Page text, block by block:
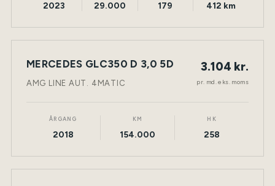
2023 29.000 179 412 km
LEASING NY BIL DIESEL TØNDER
MERCEDES GLC350 D 3,0 5D
AMG LINE AUT. 4MATIC
3.104 kr.
pr. md. eks. moms
ÅRGANG
2018
KM
154.000
HK
258